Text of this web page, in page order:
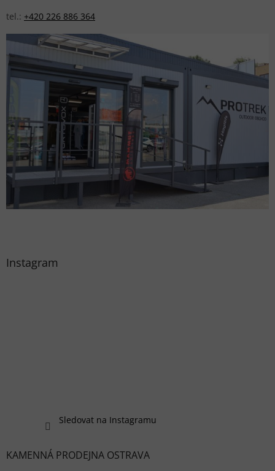
tel.: +420 226 886 364
Instagram
Sledovat na Instagramu
KAMENNÁ PRODEJNA OSTRAVA